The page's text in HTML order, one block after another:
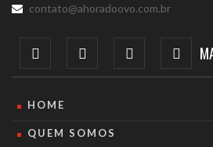
contato@ahoradoovo.com.br
HOME
QUEM SOMOS